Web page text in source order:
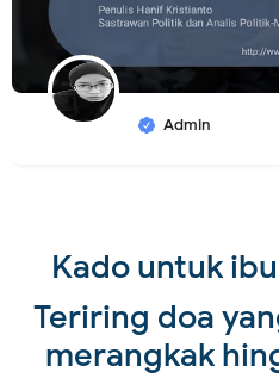
Admin
Kado untuk
Teriring doa
merangkak